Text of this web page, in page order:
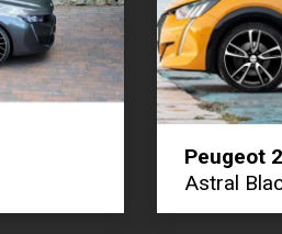
Peugeot
Astral